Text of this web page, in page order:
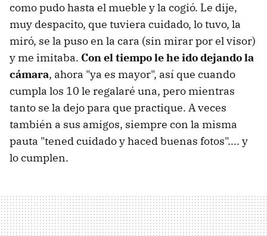
como pudo hasta el mueble y la cogió. Le dije,
muy despacito, que tuviera cuidado, lo tuvo, la
miró, se la puso en la cara (sin mirar por el visor)
y me imitaba. Con el tiempo le he ido dejando la
cámara, ahora "ya es mayor", así que cuando
cumpla los 10 le regalaré una, pero mientras
tanto se la dejo para que practique. A veces
también a sus amigos, siempre con la misma
pauta "tened cuidado y haced buenas fotos".... y
lo cumplen.